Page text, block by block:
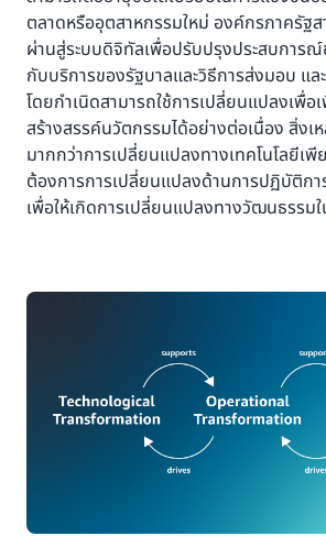
ตลาดหรืออุตสาหกรรมใหม่ องค์กรภาครัฐส
ผ่านสู่ระบบดิจิทัลเพื่อปรับปรุงประสบการณ์
กับบริการของรัฐบาลและวิธีการส่งมอบ แ
โดยกำเนิดสามารถใช้การเปลี่ยนแปลงเพื่อ
สร้างสรรค์นวัตกรรมได้อย่างต่อเนื่อง สิ่ง
มากกว่าการเปลี่ยนแปลงทางเทคโนโลยีเ
ต้องการการเปลี่ยนแปลงด้านการปฏิบัติก
เพื่อให้เกิดการเปลี่ยนแปลงทางวัฒนธรรม